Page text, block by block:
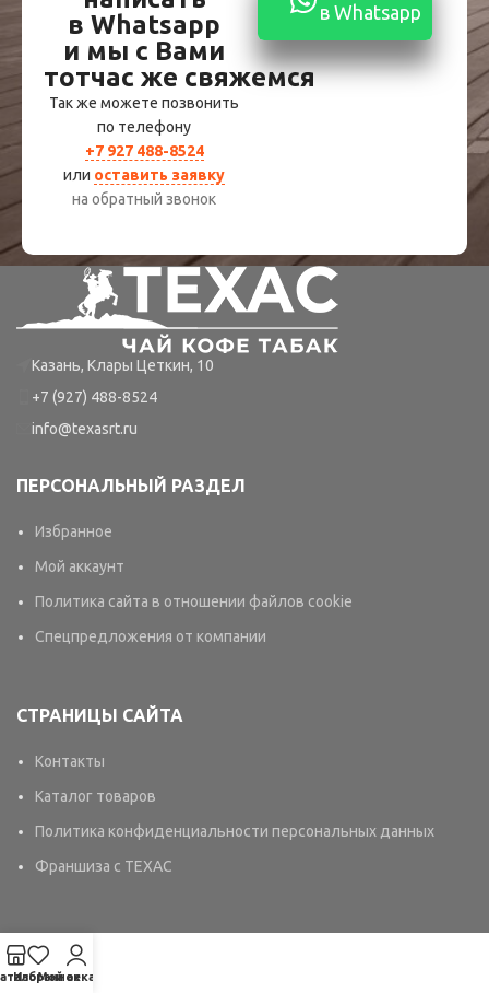
в Whatsapp
и мы с Вами
тотчас же свяжемся
Так же можете позвонить
по телефону
+7 927 488-8524
или оставить заявку
на обратный звонок
в Whatsapp
Казань, Клары Цеткин, 10
+7 (927) 488-8524
info@texasrt.ru
ПЕРСОНАЛЬНЫЙ РАЗДЕЛ
Избранное
Мой аккаунт
Политика сайта в отношении файлов cookie
Спецпредложения от компании
СТРАНИЦЫ САЙТА
Контакты
Каталог товаров
Политика конфиденциальности персональных данных
Франшиза с TEXAC
Избранное
Мой аккаунт